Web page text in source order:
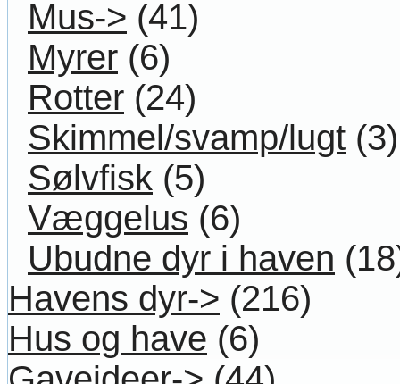
Mus-> (41)
Myrer (6)
Rotter (24)
Skimmel/svamp/lugt (3)
Sølvfisk (5)
Væggelus (6)
Ubudne dyr i haven
Havens dyr-> (216)
Hus og have (6)